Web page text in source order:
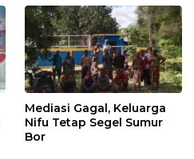
Mediasi Gagal, Keluarga
Nifu Tetap Segel Sumur
Bor